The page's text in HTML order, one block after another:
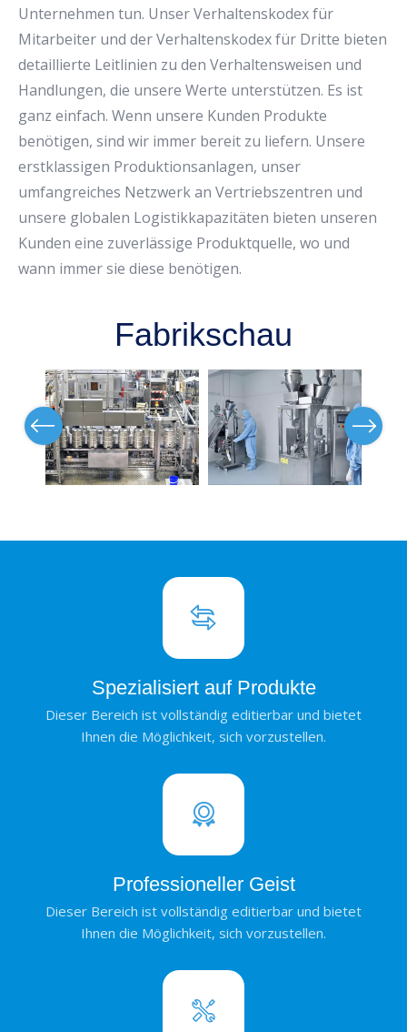
Unternehmen tun. Unser Verhaltenskodex für
Mitarbeiter und der Verhaltenskodex für Dritte bieten
detaillierte Leitlinien zu den Verhaltensweisen und
Handlungen, die unsere Werte unterstützen. Es ist
ganz einfach. Wenn unsere Kunden Produkte
benötigen, sind wir immer bereit zu liefern. Unsere
erstklassigen Produktionsanlagen, unser
umfangreiches Netzwerk an Vertriebszentren und
unsere globalen Logistikkapazitäten bieten unseren
Kunden eine zuverlässige Produktquelle, wo und
wann immer sie diese benötigen.
Fabrikschau
Previous Next
Spezialisiert auf Produkte
Dieser Bereich ist vollständig editierbar und bietet
Ihnen die Möglichkeit, sich vorzustellen.
Professioneller Geist
Dieser Bereich ist vollständig editierbar und bietet
Ihnen die Möglichkeit, sich vorzustellen.